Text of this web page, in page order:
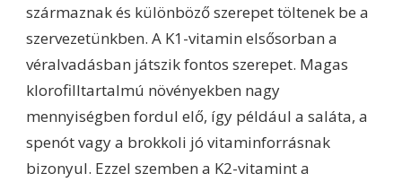
származnak és különböző szerepet töltenek be a
szervezetünkben. A K1-vitamin elsősorban a
véralvadásban játszik fontos szerepet. Magas
klorofilltartalmú növényekben nagy
mennyiségben fordul elő, így például a saláta, a
spenót vagy a brokkoli jó vitaminforrásnak
bizonyul. Ezzel szemben a K2-vitamint a